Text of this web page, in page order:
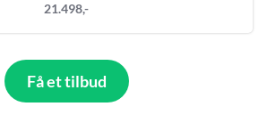
21.498,-
Få et tilbud